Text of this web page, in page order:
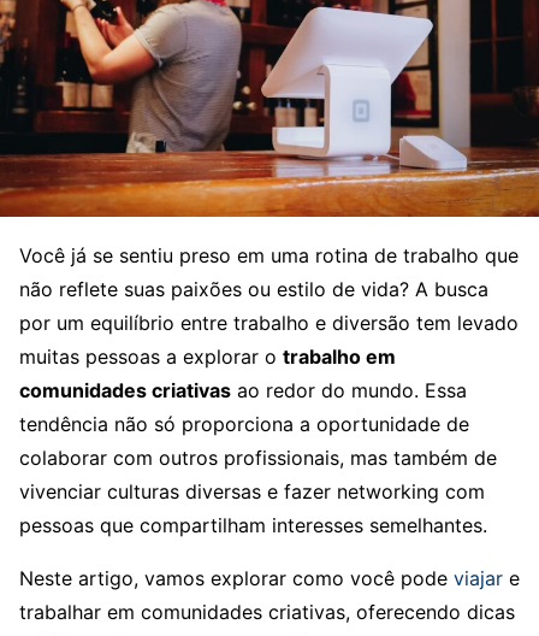
Você já se sentiu preso em uma rotina de trabalho que
não reflete suas paixões ou estilo de vida? A busca
por um equilíbrio entre trabalho e diversão tem levado
muitas pessoas a explorar o trabalho em
comunidades criativas ao redor do mundo. Essa
tendência não só proporciona a oportunidade de
colaborar com outros profissionais, mas também de
vivenciar culturas diversas e fazer networking com
pessoas que compartilham interesses semelhantes.
Neste artigo, vamos explorar como você pode viajar e
trabalhar em comunidades criativas, oferecendo dicas